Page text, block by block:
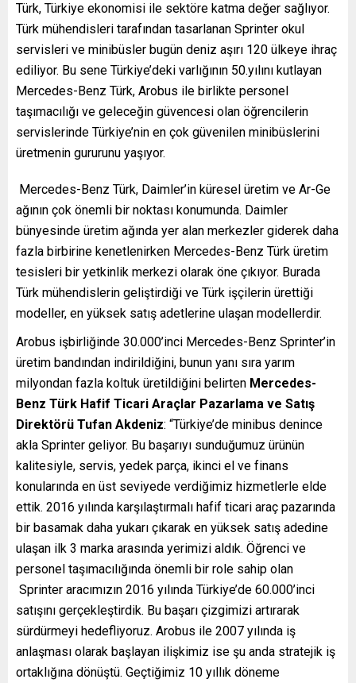
Türk, Türkiye ekonomisi ile sektöre katma değer sağlıyor.
Türk mühendisleri tarafından tasarlanan Sprinter okul
servisleri ve minibüsler bugün deniz aşırı 120 ülkeye ihraç
ediliyor. Bu sene Türkiye’deki varlığının 50.yılını kutlayan
Mercedes-Benz Türk, Arobus ile birlikte personel
taşımacılığı ve geleceğin güvencesi olan öğrencilerin
servislerinde Türkiye’nin en çok güvenilen minibüslerini
üretmenin gururunu yaşıyor.
Mercedes-Benz Türk, Daimler’in küresel üretim ve Ar-Ge
ağının çok önemli bir noktası konumunda. Daimler
bünyesinde üretim ağında yer alan merkezler giderek daha
fazla birbirine kenetlenirken Mercedes-Benz Türk üretim
tesisleri bir yetkinlik merkezi olarak öne çıkıyor. Burada
Türk mühendislerin geliştirdiği ve Türk işçilerin ürettiği
modeller, en yüksek satış adetlerine ulaşan modellerdir.
Arobus işbirliğinde 30.000’inci Mercedes-Benz Sprinter’in
üretim bandından indirildiğini, bunun yanı sıra yarım
milyondan fazla koltuk üretildiğini belirten Mercedes-
Benz Türk Hafif Ticari Araçlar Pazarlama ve Satış
Direktörü Tufan Akdeniz: “Türkiye’de minibus denince
akla Sprinter geliyor. Bu başarıyı sunduğumuz ürünün
kalitesiyle, servis, yedek parça, ikinci el ve finans
konularında en üst seviyede verdiğimiz hizmetlerle elde
ettik. 2016 yılında karşılaştırmalı hafif ticari araç pazarında
bir basamak daha yukarı çıkarak en yüksek satış adedine
ulaşan ilk 3 marka arasında yerimizi aldık. Öğrenci ve
personel taşımacılığında önemli bir role sahip olan
Sprinter aracımızın 2016 yılında Türkiye’de 60.000’inci
satışını gerçekleştirdik. Bu başarı çizgimizi artırarak
sürdürmeyi hedefliyoruz. Arobus ile 2007 yılında iş
anlaşması olarak başlayan ilişkimiz ise şu anda stratejik iş
ortaklığına dönüştü. Geçtiğimiz 10 yıllık döneme